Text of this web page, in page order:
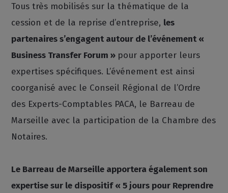
Tous très mobilisés sur la thématique de la
cession et de la reprise d’entreprise, les
partenaires s’engagent autour de l’événement «
Business Transfer Forum » pour apporter leurs
expertises spécifiques. L’événement est ainsi
coorganisé avec le Conseil Régional de l’Ordre
des Experts-Comptables PACA, le Barreau de
Marseille avec la participation de la Chambre des
Notaires.
Le Barreau de Marseille apportera également son
expertise sur le dispositif « 5 jours pour Reprendre